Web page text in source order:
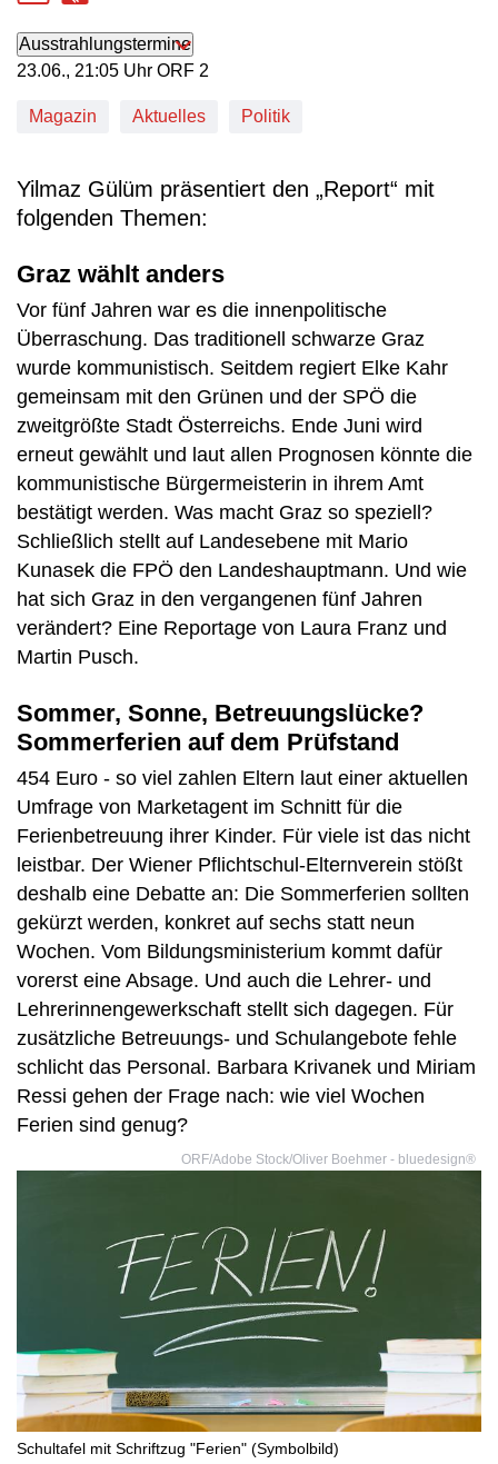
Ausstrahlungstermine
23. Juni, 21:05 Uhr in ORF 2
23.06., 21:05 Uhr ORF 2
Magazin Aktuelles Politik
Yilmaz Gülüm präsentiert den „Report“ mit
folgenden Themen:
Graz wählt anders
Vor fünf Jahren war es die innenpolitische
Überraschung. Das traditionell schwarze Graz
wurde kommunistisch. Seitdem regiert Elke Kahr
gemeinsam mit den Grünen und der SPÖ die
zweitgrößte Stadt Österreichs. Ende Juni wird
erneut gewählt und laut allen Prognosen könnte die
kommunistische Bürgermeisterin in ihrem Amt
bestätigt werden. Was macht Graz so speziell?
Schließlich stellt auf Landesebene mit Mario
Kunasek die FPÖ den Landeshauptmann. Und wie
hat sich Graz in den vergangenen fünf Jahren
verändert? Eine Reportage von Laura Franz und
Martin Pusch.
Sommer, Sonne, Betreuungslücke?
Sommerferien auf dem Prüfstand
454 Euro - so viel zahlen Eltern laut einer aktuellen
Umfrage von Marketagent im Schnitt für die
Ferienbetreuung ihrer Kinder. Für viele ist das nicht
leistbar. Der Wiener Pflichtschul-Elternverein stößt
deshalb eine Debatte an: Die Sommerferien sollten
gekürzt werden, konkret auf sechs statt neun
Wochen. Vom Bildungsministerium kommt dafür
vorerst eine Absage. Und auch die Lehrer- und
Lehrerinnengewerkschaft stellt sich dagegen. Für
zusätzliche Betreuungs- und Schulangebote fehle
schlicht das Personal. Barbara Krivanek und Miriam
Ressi gehen der Frage nach: wie viel Wochen
Ferien sind genug?
ORF/Adobe Stock/Oliver Boehmer - bluedesign®
Schultafel mit Schriftzug "Ferien" (Symbolbild)